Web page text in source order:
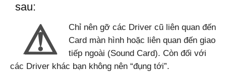
sau:
⚠
Chỉ nên gỡ các Driver cũ liên quan đến
Card màn hình hoặc liên quan đến giao
tiếp ngoài (Sound Card). Còn đối với
các Driver khác bạn không nên “đụng tới”.